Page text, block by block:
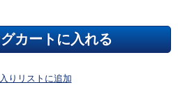
りリストに追加